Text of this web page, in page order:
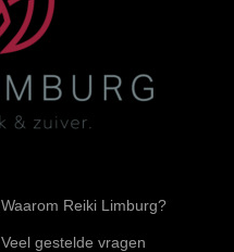
Waarom Reiki Limburg?
Veel gestelde vragen